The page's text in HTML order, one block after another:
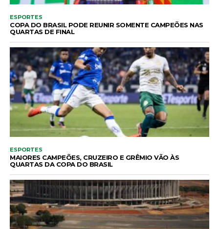
ESPORTES
COPA DO BRASIL PODE REUNIR SOMENTE CAMPEÕES NAS
QUARTAS DE FINAL
ESPORTES
MAIORES CAMPEÕES, CRUZEIRO E GRÊMIO VÃO ÀS
QUARTAS DA COPA DO BRASIL